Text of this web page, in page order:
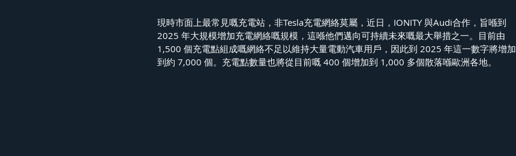
現時市面上最常見嘅充電站，非Tesla充電網絡莫屬，近日，IONITY 與Audi合作，旨喺到
2025 年大規模增加充電網絡嘅規模，這喺他們邁向可持續未來嘅最大舉措之一。目前由
1,500 個充電點組成嘅網絡不足以維持大量電動汽車用戶，因此到 2025 年這一數字將增加
到約 7,000 個。充電點數量也將從目前嘅 400 個增加到 1,000 多個散落喺歐洲各地。